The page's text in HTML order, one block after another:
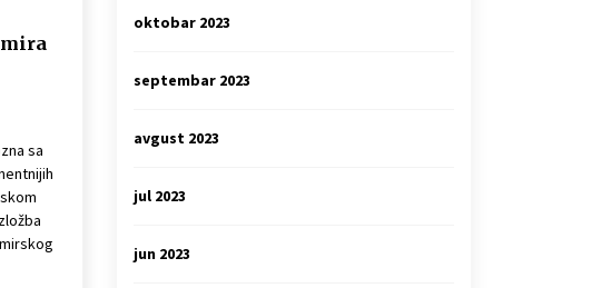
sa
oktobar 2023
septembar 2023
avgust 2023
jul 2023
jun 2023